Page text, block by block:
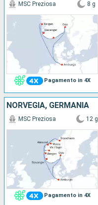
Pagamento in 4X
MSC Preziosa 8 g
NORVEGIA, GERMANIA
Pagamento in 4X
MSC Preziosa 12 g